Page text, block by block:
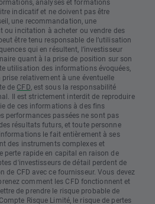
analyses et formations
indicatif et ne doivent pas être
une recommandation, une
ou incitation à acheter ou vendre des
être tenu responsable de l’utilisation
qui en résultent, l’investisseur
quant à la prise de position sur son
utilisation des informations évoquées,
relativement à une éventuelle
de CFD, est sous la responsabilité
Il est strictement interdit de reproduire
de ces informations à des fins
performances passées ne sont pas
résultats futurs, et toute personne
le fait entièrement à ses
des instruments complexes et
perte rapide en capital en raison de
d'investisseurs de détail perdent de
de CFD avec ce fournisseur. Vous devez
comment les CFD fonctionnent et
de prendre le risque probable de
Risque Limité, le risque de pertes